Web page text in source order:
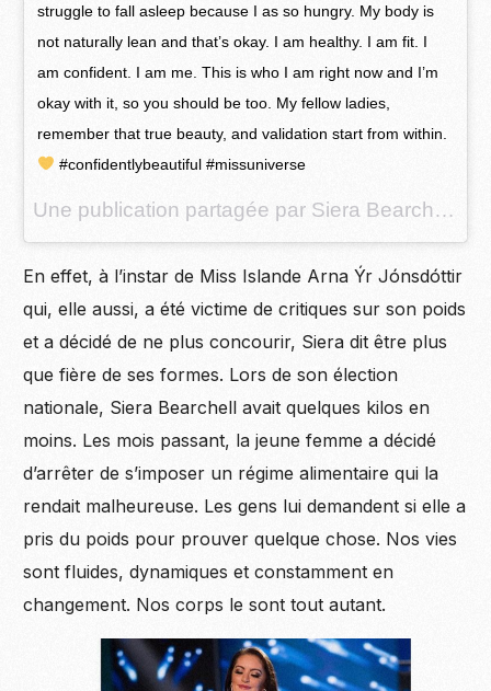
struggle to fall asleep because I as so hungry. My body is
not naturally lean and that’s okay. I am healthy. I am fit. I
am confident. I am me. This is who I am right now and I’m
okay with it, so you should be too. My fellow ladies,
remember that true beauty, and validation start from within.
#confidentlybeautiful #missuniverse
Une publication partagée par Siera Bearchell (@sierabearchell) le
En effet, à l’instar de Miss Islande Arna Ýr Jónsdóttir
qui, elle aussi, a été victime de critiques sur son poids
et a décidé de ne plus concourir, Siera dit être plus
que fière de sesformes. Lors de son élection
nationale, Siera Bearchell avait quelques kilos en
moins. Les mois passant, la jeune femme a décidé
d’arrêter de s’imposer un régimealimentaire qui la
rendait malheureuse. Les gens lui demandent si elle a
pris du poids pour prouver quelque chose. Nos vies
sont fluides, dynamiques et constamment en
changement. Nos corps le sont tout autant.